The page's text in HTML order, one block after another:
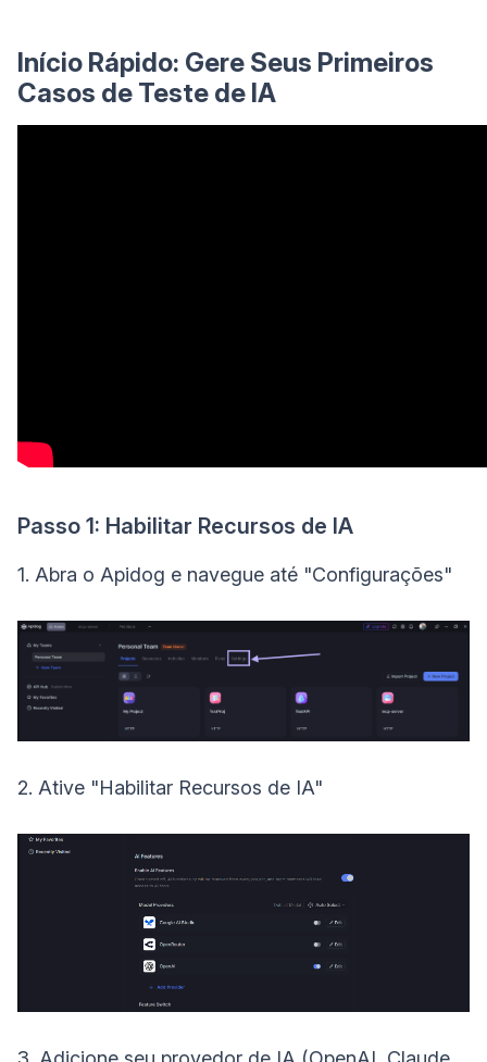
Início Rápido: Gere Seus Primeiros
Casos de Teste de IA
Passo 1: Habilitar Recursos de IA
1. Abra o Apidog e navegue até "Configurações"
2. Ative "Habilitar Recursos de IA"